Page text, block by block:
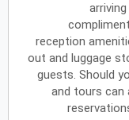
الجمعةسالسبت
reception
out and luggage
guests. Should
and tours can